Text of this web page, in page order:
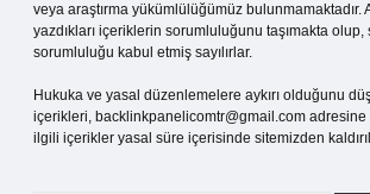
veya araştırma yükümlülüğümüz bulunmamaktadır.
yazdıkları içeriklerin sorumluluğunu taşımakta
sorumluluğu kabul etmiş sayılırlar.
Hukuka ve yasal düzenlemelere aykırı olduğunu
içerikleri, backlinkpanelicomtr@gmail.com adresine
ilgili içerikler yasal süre içerisinde sitemizden